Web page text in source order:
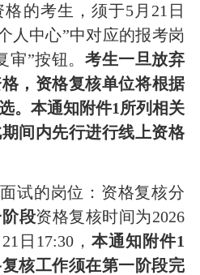
的考生，须于5月21日
人中心”中对应的报考岗
”按钮。 考生一旦放弃
， 资格复核单位将根据
。 本通知附件1所列相关
间内先行进行线上资格
面试的岗位： 资格复核分
段资格复核时间为2026
21 日 17:30 ， 本通知 附件1
核工作须在第一阶段完